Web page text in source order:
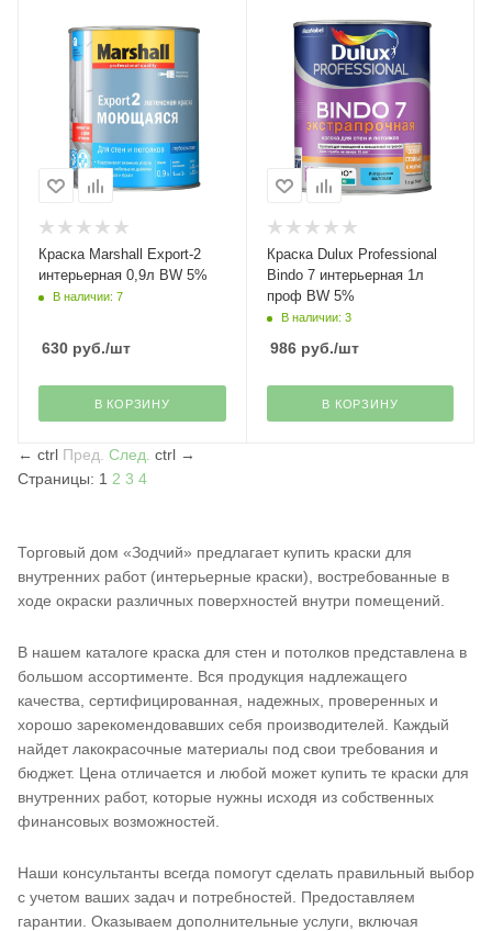
Краска Marshall Export-2
интерьерная 0,9л ВW 5%
В наличии: 7
630 руб./шт
В КОРЗИНУ
Краска Dulux Professional
Bindo 7 интерьерная 1л
проф BW 5%
В наличии: 3
986руб./шт
В КОРЗИНУ
← ctrl Пред. След. ctrl →
Страницы: 1 2 3 4
Торговый дом «Зодчий» предлагает купить краски для
внутренних работ (интерьерные краски), востребованные в
ходе окраски различных поверхностей внутри помещений.
В нашем каталоге краска для стен и потолков представлена в
большом ассортименте. Вся продукция надлежащего
качества, сертифицированная, надежных, проверенных и
хорошо зарекомендовавших себя производителей. Каждый
найдет лакокрасочные материалы под свои требования и
бюджет. Цена отличается и любой может купить те краски для
внутренних работ, которые нужны исходя из собственных
финансовых возможностей.
Наши консультанты всегда помогут сделать правильный выбор
с учетом ваших задач и потребностей. Предоставляем
гарантии. Оказываем дополнительные услуги, включая